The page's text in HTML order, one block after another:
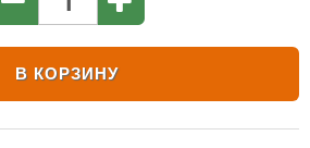
В КОРЗИНУ